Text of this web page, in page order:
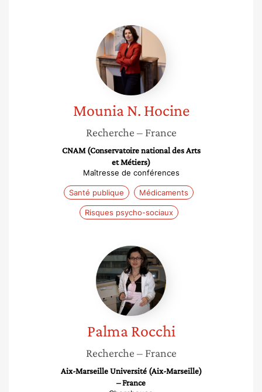
Mounia
N.
Hocine
Mounia N. Hocine
Recherche – France
CNAM (Conservatoire national des Arts
et Métiers)
Maîtresse de conférences
Santé publique Médicaments
Risques psycho-sociaux
Palma
Rocchi
Palma Rocchi
Recherche – France
Aix-Marseille Université (Aix-Marseille)
– France